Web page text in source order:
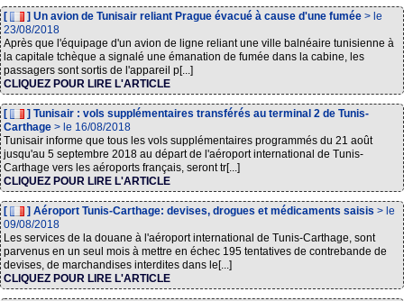
[ ] Un avion de Tunisair reliant Prague évacué à cause d'une fumée > le
23/08/2018
Après que l'équipage d'un avion de ligne reliant une ville balnéaire tunisienne à
la capitale tchèque a signalé une émanation de fumée dans la cabine, les
passagers sont sortis de l'appareil p[...]
CLIQUEZ POUR LIRE L'ARTICLE
[
] Tunisair : vols supplémentaires transférés au terminal 2 de Tunis-
Carthage > le 16/08/2018
Tunisair informe que tous les vols supplémentaires programmés du 21 août
jusqu'au 5 septembre 2018 au départ de l'aéroport international de Tunis-
Carthage vers les aéroports français, seront tr[...]
CLIQUEZ POUR LIRE L'ARTICLE
[ ] Aéroport Tunis-Carthage: devises, drogues et médicaments saisis > le
09/08/2018
Les services de la douane à l'aéroport international de Tunis-Carthage, sont
parvenus en un seul mois à mettre en échec 195 tentatives de contrebande de
devises, de marchandises interdites dans le[...]
CLIQUEZ POUR LIRE L'ARTICLE